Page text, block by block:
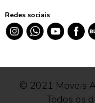
Redes sociais
© 2021 Moveis
Todos os